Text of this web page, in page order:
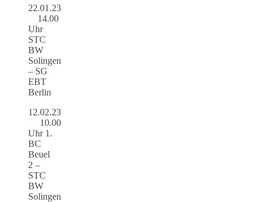
22.01.23
14.00
Uhr
STC
BW
Solingen
– SG
EBT
Berlin
12.02.23
10.00
Uhr 1.
BC
Beuel
2 –
STC
BW
Solingen